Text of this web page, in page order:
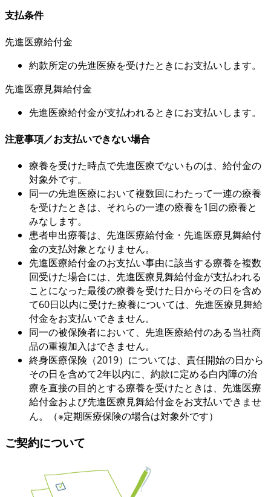
支払条件
先進医療給付金
約款所定の先進医療を受けたときにお支払いします。
先進医療見舞給付金
先進医療給付金が支払われるときにお支払いします。
注意事項／お支払いできない場合
療養を受けた時点で先進医療でないものは、給付金の
対象外です。
同一の先進医療において複数回にわたって一連の療養
を受けたときは、それらの一連の療養を1回の療養と
みなします。
患者申出療養は、先進医療給付金・先進医療見舞給付
金の支払対象となりません。
先進医療給付金のお支払い事由に該当する療養を複数
回受けた場合には、先進医療見舞給付金が支払われる
ことになった最後の療養を受けた日からその日を含め
て60日以内に受けた療養については、先進医療見舞給
付金をお支払いできません。
同一の被保険者において、先進医療給付のある当社商
品の重複加入はできません。
終身医療保険（2019）については、責任開始の日から
その日を含めて2年以内に、約款に定める白内障の治
療を直接の目的とする療養を受けたときは、先進医療
給付金および先進医療見舞給付金をお支払いできませ
ん。（※定期医療保険の場合は対象外です）
ご契約について